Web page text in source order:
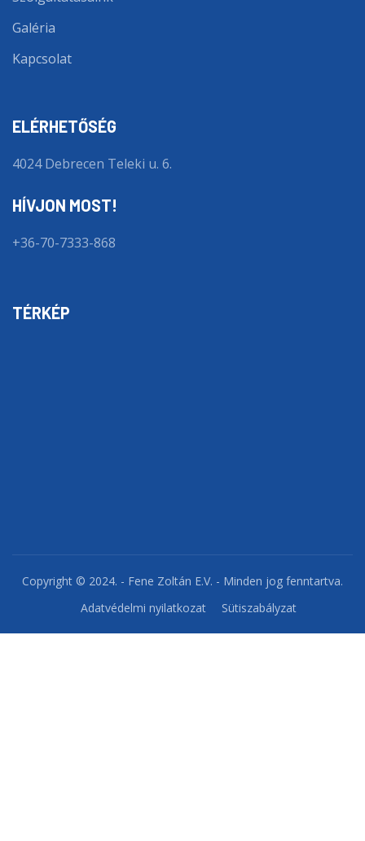
Galéria
Kapcsolat
ELÉRHETŐSÉG
4024 Debrecen Teleki u. 6.
HÍVJON MOST!
+36-70-7333-868
TÉRKÉP
Copyright © 2024. - Fene Zoltán E.V. - Minden jog fenntartva.
Adatvédelmi nyilatkozat
Sütiszabályzat